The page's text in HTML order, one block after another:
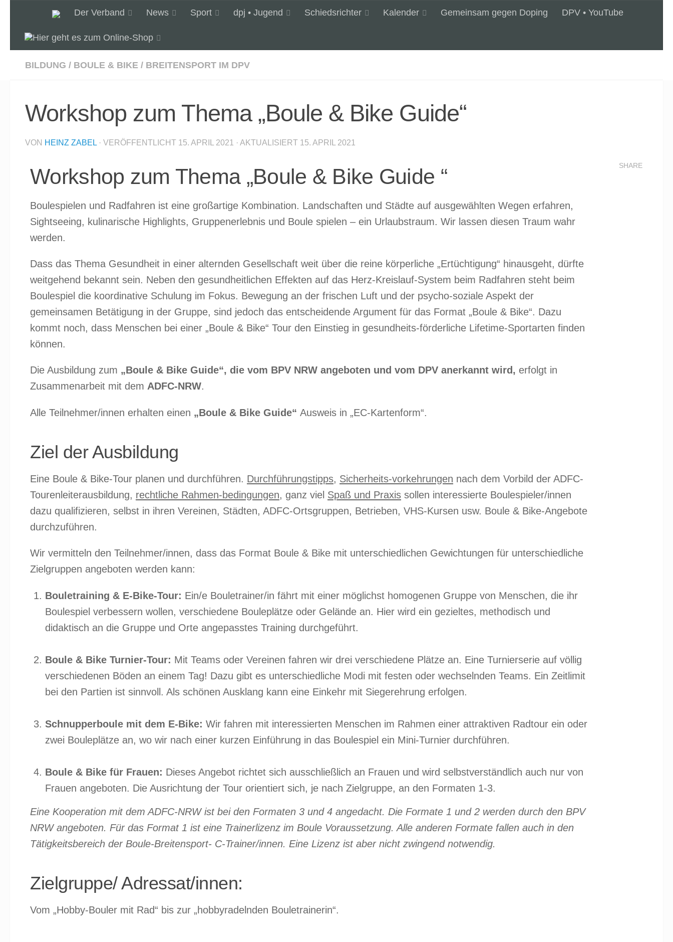
Unter dem InhaltDer Verband News Sport dpj • Jugend Schiedsrichter Kalender Gemeinsam gegen Doping DPV • YouTube
BILDUNG / BOULE & BIKE / BREITENSPORT IM DPV
Workshop zum Thema „Boule & Bike Guide“
VON HEINZ ZABEL · VERÖFFENTLICHT 15. APRIL 2021 · AKTUALISIERT 15. APRIL 2021
Workshop zum Thema „Boule & Bike Guide “
Boulespielen und Radfahren ist eine großartige Kombination. Landschaften und Städte auf ausgewählten Wegen erfahren,
Sightseeing, kulinarische Highlights, Gruppenerlebnis und Boule spielen – ein Urlaubstraum. Wir lassen diesen Traum wahr
werden.
Dass das Thema Gesundheit in einer alternden Gesellschaft weit über die reine körperliche „Ertüchtigung“ hinausgeht, dürfte
weitgehend bekannt sein. Neben den gesundheitlichen Effekten auf das Herz-Kreislauf-System beim Radfahren steht beim
Boulespiel die koordinative Schulung im Fokus. Bewegung an der frischen Luft und der psycho-soziale Aspekt der
gemeinsamen Betätigung in der Gruppe, sind jedoch das entscheidende Argument für das Format „Boule & Bike“. Dazu
kommt noch, dass Menschen bei einer „Boule & Bike“ Tour den Einstieg in gesundheits-förderliche Lifetime-Sportarten finden
können.
Die Ausbildung zum „Boule & Bike Guide“, die vom BPV NRW angeboten und vom DPV anerkannt wird, erfolgt in
Zusammenarbeit mit dem ADFC-NRW.
Alle Teilnehmer/innen erhalten einen „Boule & Bike Guide“ Ausweis in „EC-Kartenform“.
Ziel der Ausbildung
Eine Boule & Bike-Tour planen und durchführen. Durchführungstipps, Sicherheits-vorkehrungen nach dem Vorbild der ADFC-
Tourenleiterausbildung, rechtliche Rahmen-bedingungen, ganz viel Spaß und Praxis sollen interessierte Boulespieler/innen
dazu qualifizieren, selbst in ihren Vereinen, Städten, ADFC-Ortsgruppen, Betrieben, VHS-Kursen usw. Boule & Bike-Angebote
durchzuführen.
Wir vermitteln den Teilnehmer/innen, dass das Format Boule & Bike mit unterschiedlichen Gewichtungen für unterschiedliche
Zielgruppen angeboten werden kann:
Bouletraining & E-Bike-Tour: Ein/e Bouletrainer/in fährt mit einer möglichst homogenen Gruppe von Menschen, die ihr
Boulespiel verbessern wollen, verschiedene Bouleplätze oder Gelände an. Hier wird ein gezieltes, methodisch und
didaktisch an die Gruppe und Orte angepasstes Training durchgeführt.
Boule & Bike Turnier-Tour: Mit Teams oder Vereinen fahren wir drei verschiedene Plätze an. Eine Turnierserie auf völlig
verschiedenen Böden an einem Tag! Dazu gibt es unterschiedliche Modi mit festen oder wechselnden Teams. Ein Zeitlimit
bei den Partien ist sinnvoll. Als schönen Ausklang kann eine Einkehr mit Siegerehrung erfolgen.
Schnupperboule mit dem E-Bike: Wir fahren mit interessierten Menschen im Rahmen einer attraktiven Radtour ein oder
zwei Bouleplätze an, wo wir nach einer kurzen Einführung in das Boulespiel ein Mini-Turnier durchführen.
Boule & Bike für Frauen: Dieses Angebot richtet sich ausschließlich an Frauen und wird selbstverständlich auch nur von
Frauen angeboten. Die Ausrichtung der Tour orientiert sich, je nach Zielgruppe, an den Formaten 1-3.
Eine Kooperation mit dem ADFC-NRW ist bei den Formaten 3 und 4 angedacht. Die Formate 1 und 2 werden durch den BPV
NRW angeboten. Für das Format 1 ist eine Trainerlizenz im Boule Voraussetzung. Alle anderen Formate fallen auch in den
Tätigkeitsbereich der Boule-Breitensport- C-Trainer/innen. Eine Lizenz ist aber nicht zwingend notwendig.
Zielgruppe/ Adressat/innen:
Vom „Hobby-Bouler mit Rad“ bis zur „hobbyradelnden Bouletrainerin“.
SHARE